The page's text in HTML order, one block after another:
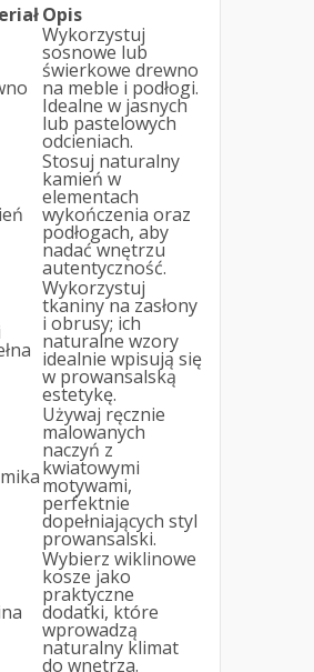
Opis
Wykorzystuj
sosnowe lub
świerkowe drewno
na meble i podłogi.
Idealne w jasnych
lub pastelowych
odcieniach.
Stosuj naturalny
kamień w
elementach
wykończenia oraz
podłogach, aby
nadać wnętrzu
autentyczność.
Wykorzystuj
tkaniny na zasłony
i obrusy; ich
naturalne wzory
idealnie wpisują się
w prowansalską
estetykę.
Używaj ręcznie
malowanych
naczyń z
kwiatowymi
motywami,
perfektnie
dopełniających styl
prowansalski.
Wybierz wiklinowe
kosze jako
praktyczne
dodatki, które
wprowadzą
naturalny klimat
do wnętrza.